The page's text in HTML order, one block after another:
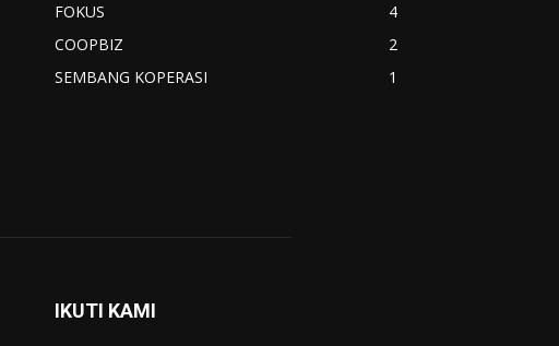
FOKUS
4
COOPBIZ
2
SEMBANG KOPERASI
1
IKUTI KAMI